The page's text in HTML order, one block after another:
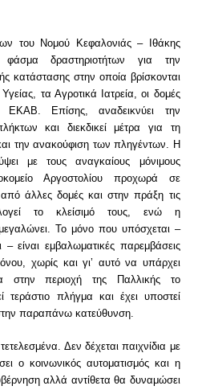
του Νομού Κεφαλονιάς – Ιθάκης
δραστηριοτήτων για την
κατάστασης στην οποία βρίσκονται
τα Αγροτικά Ιατρεία, οι δομές
ΕΚΑΒ. Επίσης, αναδεικνύει την
και διεκδικεί μέτρα για τη
την ανακούφιση των πληγέντων. Η
με τους αναγκαίους μόνιμους
Αργοστολίου προχωρά σε
άλλες δομές και στην πράξη τις
το κλείσιμό τους, ενώ η
Το μόνο που υπόσχεται –
είναι εμβαλωματικές παρεμβάσεις
χωρίς και γι’ αυτό να υπάρχει
στην περιοχή της Παλλικής το
τεράστιο πλήγμα και έχει υποστεί
παραπάνω κατεύθυνση.
Δεν δέχεται παιχνίδια με
ο κοινωνικός αυτοματισμός και η
αλλά αντίθετα θα δυναμώσει